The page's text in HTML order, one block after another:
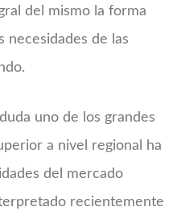
del mismo la forma
necesidades de las
uno de los grandes
a nivel regional ha
del mercado
recientemente